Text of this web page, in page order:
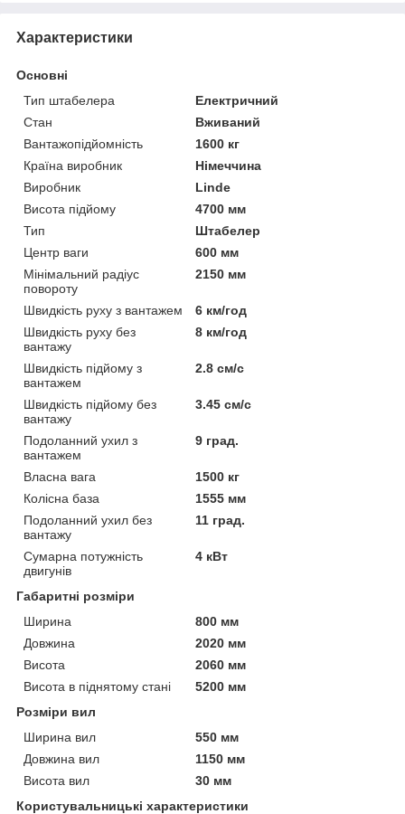
Характеристики
Основні
Тип штабелера
Електричний
Стан
Вживаний
Вантажопідйомність
1600 кг
Країна виробник
Німеччина
Виробник
Linde
Висота підйому
4700 мм
Тип
Штабелер
Центр ваги
600 мм
Мінімальний радіус
повороту
2150 мм
Швидкість руху з вантажем
6 км/год
Швидкість руху без
вантажу
8 км/год
Швидкість підйому з
вантажем
2.8 см/с
Швидкість підйому без
вантажу
3.45 см/с
Подоланний ухил з
вантажем
9 град.
Власна вага
1500 кг
Колісна база
1555 мм
Подоланний ухил без
вантажу
11 град.
Сумарна потужність
двигунів
4 кВт
Габаритні розміри
Ширина
800 мм
Довжина
2020 мм
Висота
2060 мм
Висота в піднятому стані
5200 мм
Розміри вил
Ширина вил
550 мм
Довжина вил
1150 мм
Висота вил
30 мм
Користувальницькі характеристики